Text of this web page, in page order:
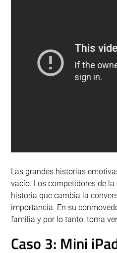
Las grandes historias
vacío. Los competidores de
historia que cambia la
importancia. En su
familia y por lo tanto, toma
Caso 3: Mini